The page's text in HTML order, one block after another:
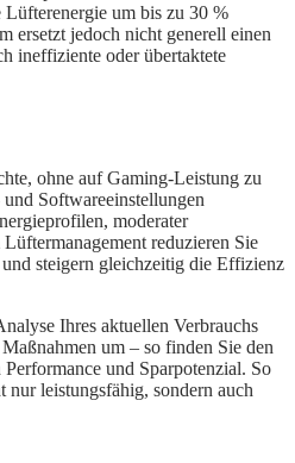
Lüfterenergie um bis zu 30 %
ersetzt jedoch nicht generell einen
ineffiziente oder übertaktete
ohne auf Gaming-Leistung zu
Softwareeinstellungen
moderater
reduzieren Sie
steigern gleichzeitig die Effizienz
Ihres aktuellen Verbrauchs
um – so finden Sie den
und Sparpotenzial. So
leistungsfähig, sondern auch